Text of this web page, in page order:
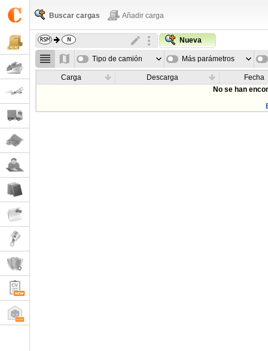
Buscar cargas Añadir carga
Nueva
Tipo de camión Más parámetros
Carga Descarga
Fecha
No se han